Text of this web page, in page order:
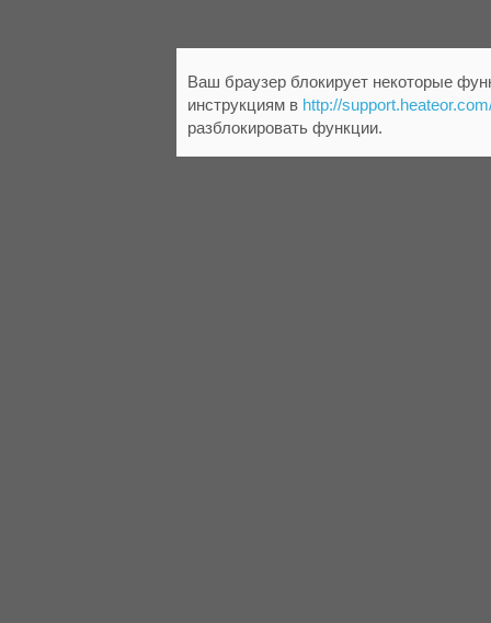
Ваш браузер блокирует некоторые
инструкциям в http://
разблокировать функции.